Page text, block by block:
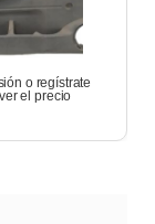
o regístrate
el precio